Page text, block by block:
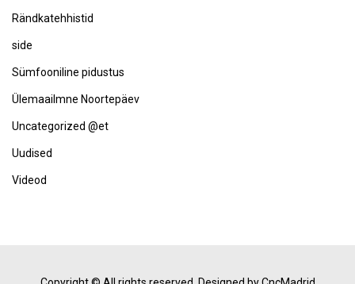
Rändkatehhistid
side
Sümfooniline pidustus
Ülemaailmne Noortepäev
Uncategorized @et
Uudised
Videod